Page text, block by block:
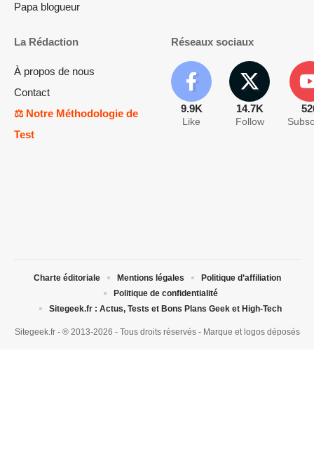
Papa blogueur
La Rédaction
À propos de nous
Contact
⚖️ Notre Méthodologie de
Test
Réseaux sociaux
9.9K
Like
14.7K
Follow
Sitegeek.fr - ® 2013-2026 - Tous droits réservés - Marque et logos déposés
Charte éditoriale Mentions légales
Politique d’affiliation
Politique de confidentialité
Sitegeek.fr : Actus, Tests et Bons Plans Geek et High-Tech